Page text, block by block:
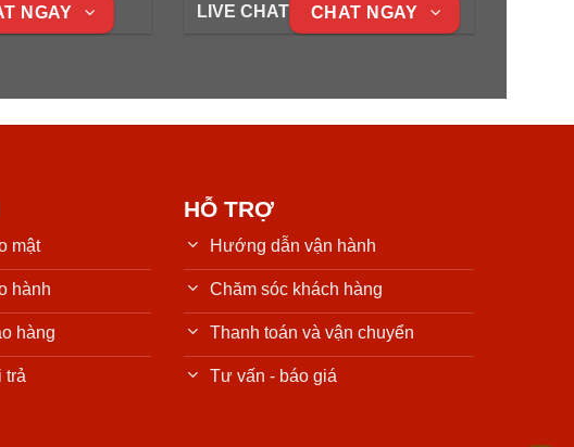
NGAY LIVE CHAT CHAT NGAY
mật
hành
hàng
trả
HỖ TRỢ
Hướng dẫn vận hành
Chăm sóc khách hàng
Thanh toán và vận chuyển
Tư vấn - báo giá